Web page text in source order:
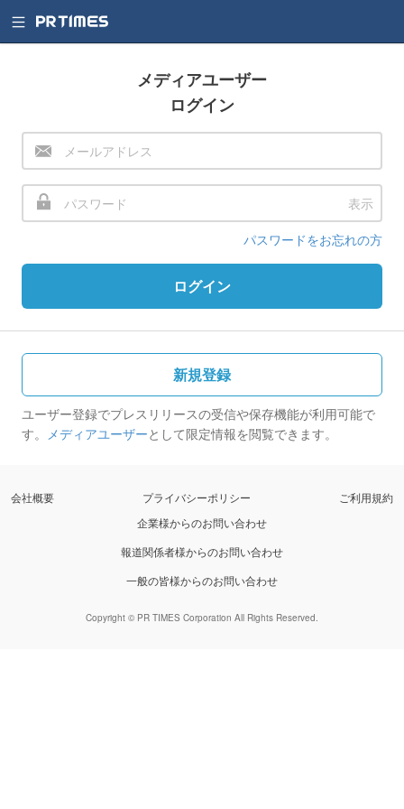
メディアユーザー
ログイン
表示
パスワードをお忘れの方
ログイン
新規登録
ユーザー登録でプレスリリースの受信や保存機能が利用可能で
す。 メディアユーザーとして限定情報を閲覧できます。
会社概要 プライバシーポリシー
ご利用規約
企業様からのお問い合わせ
報道関係者様からのお問い合わせ
一般の皆様からのお問い合わせ
Copyright © PR TIMES Corporation All Rights Reserved.